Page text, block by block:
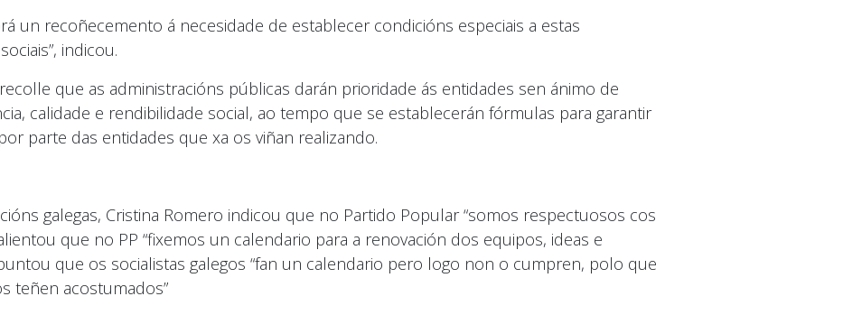
un recoñecemento á necesidade de establecer condicións especiais a estas
indicou.
que as administracións públicas darán prioridade ás entidades sen ánimo de
calidade e rendibilidade social, ao tempo que se establecerán fórmulas para garantir
parte das entidades que xa os viñan realizando.
galegas, Cristina Romero indicou que no Partido Popular “somos respectuosos cos
que no PP “fixemos un calendario para a renovación dos equipos, ideas e
que os socialistas galegos “fan un calendario pero logo non o cumpren, polo que
teñen acostumados”